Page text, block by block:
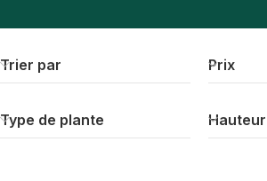
Trier par Prix
Type de plante Hauteur